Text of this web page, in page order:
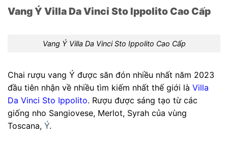
Vang Ý Villa Da Vinci Sto Ippolito Cao Cấp
Vang Ý Villa Da Vinci Sto Ippolito Cao Cấp
Chai rượu vang Ý được săn đón nhiều nhất năm 2023
đầu tiên nhận về nhiều tìm kiếm nhất thế giới là Villa
Da Vinci Sto Ippolito. Rượu được sáng tạo từ các
giống nho Sangiovese, Merlot, Syrah của vùng
Toscana, Ý.